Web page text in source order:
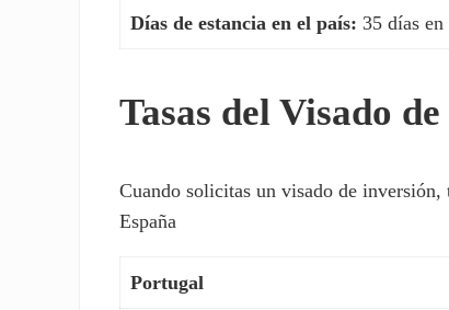
Días de estancia en el país: 35 días
Tasas del Visado
Cuando solicitas un visado de
España
Portugal